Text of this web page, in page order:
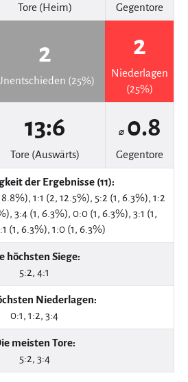
Tore (Heim) Gegentore
2
(25%)
2
Niederlagen
(25%)
13:6
Tore (Auswärts)
⌀ 0.8
Gegentore
der Ergebnisse (11):
1:1 (2, 12.5%), 5:2 (1, 6.3%), 1:2
3:4 (1, 6.3%), 0:0 (1, 6.3%), 3:1 (1,
(1, 6.3%), 1:0 (1, 6.3%)
höchsten Siege:
5:2, 4:1
Niederlagen:
0:1, 1:2, 3:4
meisten Tore:
5:2, 3:4